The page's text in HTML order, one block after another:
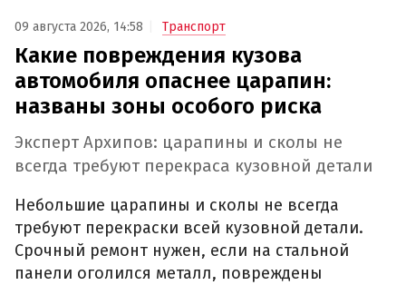
09 августа 2026, 14:58 Транспорт
Какие повреждения кузова
автомобиля опаснее царапин:
названы зоны особого риска
Эксперт Архипов: царапины и сколы не
всегда требуют перекраса кузовной детали
Небольшие царапины и сколы не всегда
требуют перекраски всей кузовной детали.
Срочный ремонт нужен, если на стальной
панели оголился металл, повреждены